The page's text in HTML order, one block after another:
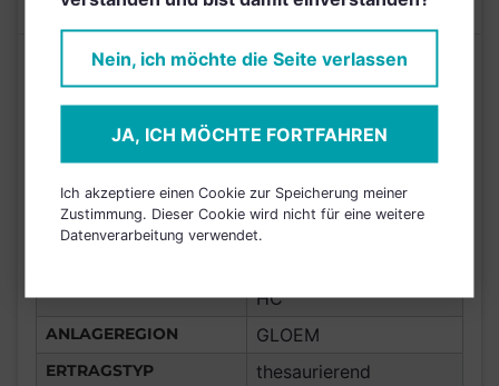
Mehr als 5% in Positionen mit Risiko von
Artenschutzverletzungen investiert (Teil
der schlechtesten 10% aller untersuchten
Anlageprodukte)
Stand 28.02.2026
IE000YZIVX22
AUFLAGEDATUM 27.06.2022
Bank of New York
FONDSGESELLSCHAFT Franklin TIS
ETFs, Anleihen
HC
ANLAGEREGION GLOEM
ERTRAGSTYP thesaurierend
Nein, ich möchte die Seite verlassen
JA, ICH MÖCHTE FORTFAHREN
Ich akzeptiere einen Cookie zur Speicherung meiner
Zustimmung. Dieser Cookie wird nicht für eine weitere
Datenverarbeitung verwendet.